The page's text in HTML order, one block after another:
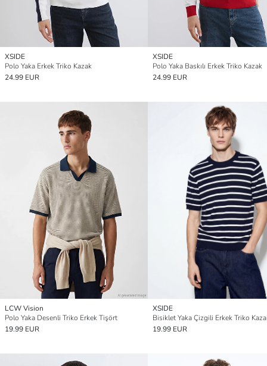
XSIDE
Polo Yaka Erkek Triko Kazak
24.99 EUR
XSIDE
Polo Yaka Baskılı Erkek Triko Kazak
24.99 EUR
LCW Vision
Polo Yaka Desenli Triko Erkek Tişört
19.99 EUR
XSIDE
Bisiklet Yaka Çizgili Erkek Triko
19.99 EUR